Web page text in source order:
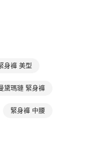
完成結帳。
中的連結，可透過四大超商／
為有效，需透過AFTEE先享
帳頁面顯示為準，若有關於
客嘉循環箱包裝寄出
身褲 美型
黛瑪璉 緊身褲
緊身褲 中腰